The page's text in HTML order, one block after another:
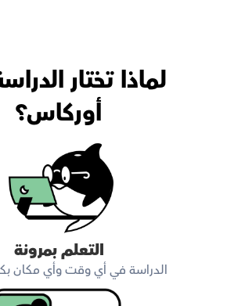
أوركاس؟
التعلم بمرونة
الدراسة في أي وقت وأي مكان